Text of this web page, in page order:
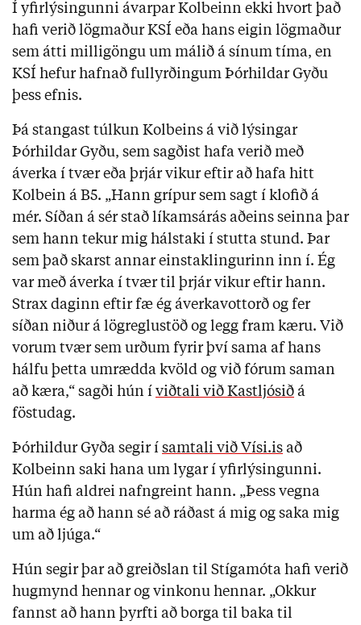
Í yfirlýsingunni ávarpar Kolbeinn ekki hvort það
hafi verið lögmaður KSÍ eða hans eigin lögmaður
sem átti milligöngu um málið á sínum tíma, en
KSÍ hefur hafnað fullyrðingum Þórhildar Gyðu
þess efnis.
Þá stangast túlkun Kolbeins á við lýsingar
Þórhildar Gyðu, sem sagðist hafa verið með
áverka í tvær eða þrjár vikur eftir að hafa hitt
Kolbein á B5. „Hann grípur sem sagt í klofið á
mér. Síðan á sér stað líkamsárás aðeins seinna þar
sem hann tekur mig hálstaki í stutta stund. Þar
sem það skarst annar einstaklingurinn inn í. Ég
var með áverka í tvær til þrjár vikur eftir hann.
Strax daginn eftir fæ ég áverkavottorð og fer
síðan niður á lögreglustöð og legg fram kæru. Við
vorum tvær sem urðum fyrir því sama af hans
hálfu þetta umrædda kvöld og við fórum saman
að kæra,“ sagði hún í viðtali við Kastljósið á
föstudag.
Þórhildur Gyða segir í samtali við Vísi.is að
Kolbeinn saki hana um lygar í yfirlýsingunni.
Hún hafi aldrei nafngreint hann. „Þess vegna
harma ég að hann sé að ráðast á mig og saka mig
um að ljúga.“
Hún segir þar að greiðslan til Stígamóta hafi verið
hugmynd hennar og vinkonu hennar. „Okkur
fannst að hann þyrfti að borga til baka til